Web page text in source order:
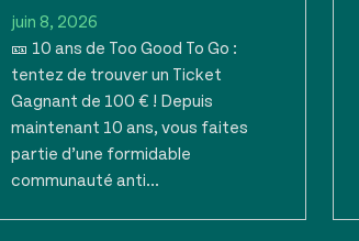
juin 8, 2026
🎫 10 ans de Too Good To Go :
tentez de trouver un Ticket
Gagnant de 100 € ! Depuis
maintenant 10 ans, vous faites
partie d’une formidable
communauté anti...